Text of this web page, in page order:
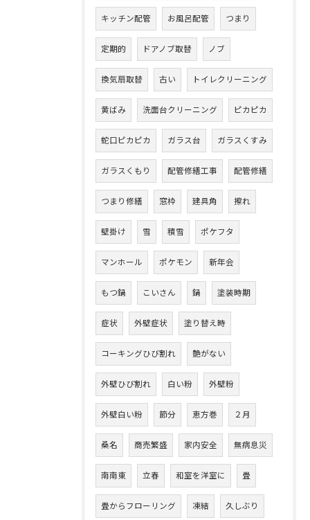
キッチン配管 お風呂配管 つまり
定期的 ドアノブ取替 ノブ
換気扇取替 古い トイレクリーニング
黄ばみ 洗面台クリーニング ピカピカ
蛇口ピカピカ ガラス台 ガラスくすみ
ガラスくもり 配管修繕工事 配管修繕
つまり修繕 窓枠 建具角 擦れ
壁掛け 雪 積雪 ポケフタ
マンホール ポケモン 新年会
もつ鍋 こいさん 鍋 塗装時期
症状 外壁症状 塗り替え時
コーキングひび割れ 艶がない
外壁ひび割れ 白い粉 外壁粉
外壁白い粉 節分 恵方巻 ２月
桑名 商売繁盛 家内安全 無病息災
南南東 立春 和室を洋室に 畳
畳からフローリング 凍結 久しぶり